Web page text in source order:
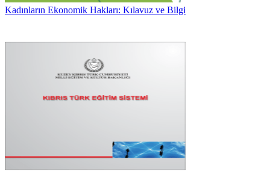
Kadınların Ekonomik Hakları: Kılavuz ve Bilgi